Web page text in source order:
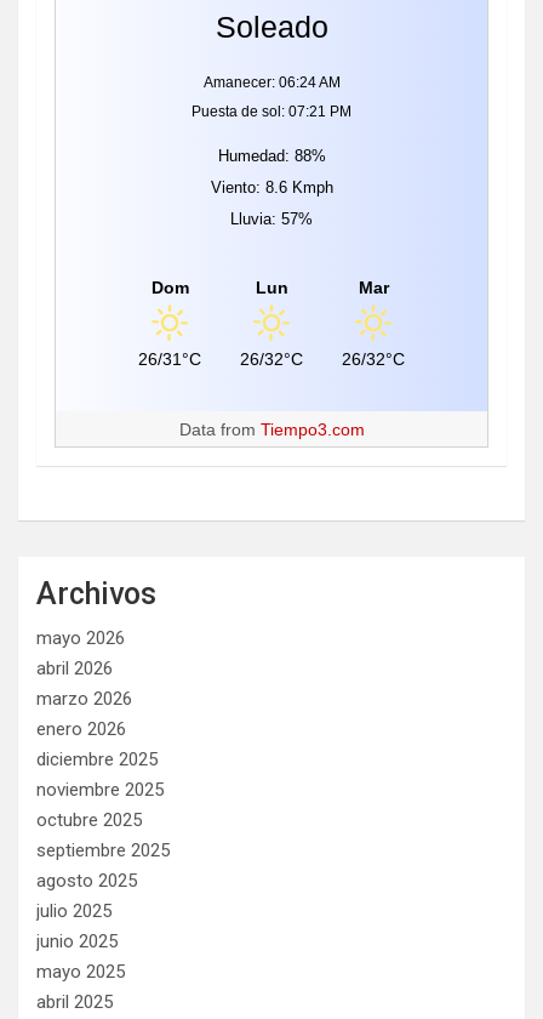
Soleado
Amanecer: 06:24 AM
Puesta de sol: 07:21 PM
Humedad: 88%
Viento: 8.6 Kmph
Lluvia: 57%
Dom
26/31°C
Lun
26/32°C
Mar
26/32°C
Data from Tiempo3.com
Archivos
mayo 2026
abril 2026
marzo 2026
enero 2026
diciembre 2025
noviembre 2025
octubre 2025
septiembre 2025
agosto 2025
julio 2025
junio 2025
mayo 2025
abril 2025